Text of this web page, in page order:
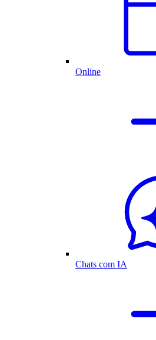
Online
Chats com IA